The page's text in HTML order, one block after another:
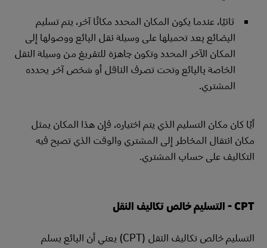
ثانيًا، عندما يكون المكان المحدد مكانًا آخر، يتم تسليم
البضائع بعد تحميلها على وسيلة نقل البائع ووصولها إلى
المكان الآخر المحدد وتكون جاهزة للتفريغ من وسيلة النقل
الخاصة بالبائع وتحت تصرف الناقل أو شخص آخر يحدده
المشتري.
أيًا كان مكان التسليم الذي يتم اختياره، فإن هذا المكان يمثل
مكان انتقال المخاطر إلى المشتري والوقت الذي تصبح فيه
التكاليف على حساب المشتري.
CPT - التسليم خالص تكاليف النقل
التسليم خالص تكاليف النقل (CPT) يعني أن البائع يسلم